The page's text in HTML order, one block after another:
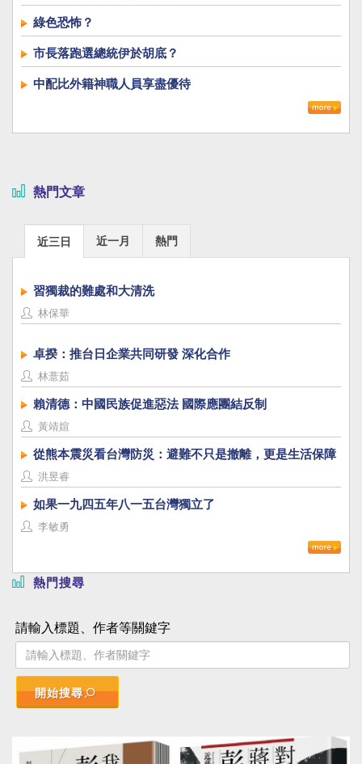
綠色恐怖？
市長落跑選總統伊於胡底？
中配比外籍神職人員享盡優待
熱門文章
近三日 近一月 熱門
習獨裁的難處和大清洗
林保華
卓揆：推台日企業共同研發 深化合作
林薏茹
賴清德：中國民族促進惡法 國際應團結反制
黃靖媗
從熊本震災看台灣防災：避難不只是撤離，更是生活保障
洪昱睿
如果一九四五年八一五台灣獨立了
李敏勇
熱門搜尋
請輸入標題、作者等關鍵字
開始搜尋